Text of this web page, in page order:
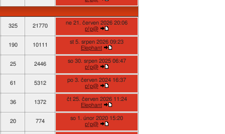
325 21770
ne 21. červen 2026 20:06
p!p@
190 10111
st 5. srpen 2026 09:23
Elephant
25 2446
so 30. srpen 2025 06:47
p!p@
61 5312
po 3. červen 2024 16:37
p!p@
36 1372
čt 25. červen 2026 11:24
Elephant
20 774
so 1. únor 2020 15:20
p!p@